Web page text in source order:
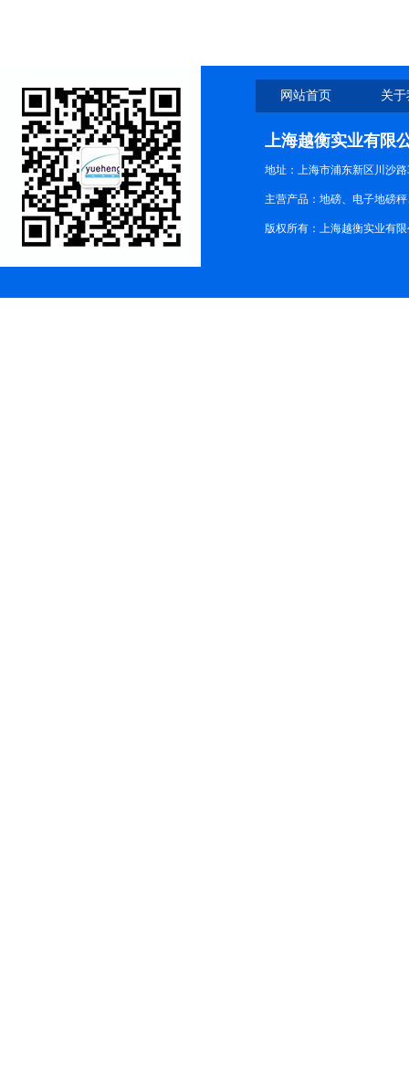
网站首页 关
上海越衡实业有限
地址：上海市浦东新区川沙路
主营产品：地磅、电子地磅
版权所有：上海越衡实业有